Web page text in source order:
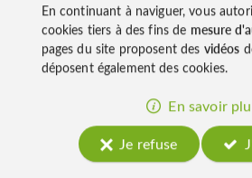
En continuant à naviguer, vous
cookies tiers à des fins de mesure
pages du site proposent des vidéos
déposent également des cookies.
En savoir
Je refuse